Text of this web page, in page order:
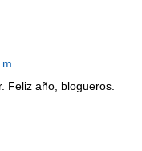
Feliz año, blogueros.